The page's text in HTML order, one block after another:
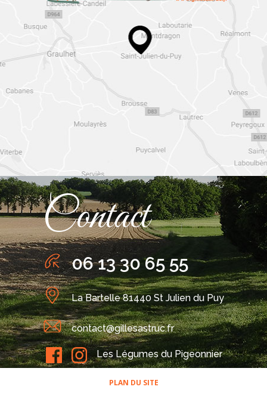
Contact
06 13 30 65 55
La Bartelle 81440 St Julien du Puy
contact@gillesastruc.fr
Les Légumes du Pigeonnier
PLAN DU SITE